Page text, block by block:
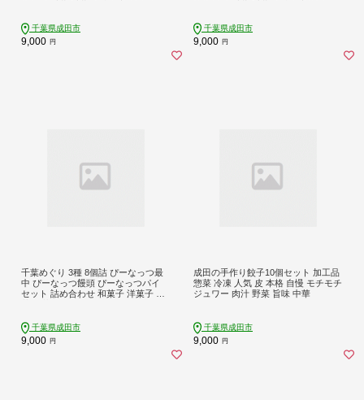
千葉県成田市
9,000 円
千葉県成田市
9,000 円
千葉めぐり 3種 8個詰 ぴーなっつ最
中 ぴーなっつ饅頭 ぴーなっつパイ
セット 詰め合わせ 和菓子 洋菓子 お
んじゅう パイ ピーナッツ なごみの
米屋 千葉 千葉県 成田市
千葉県成田市
9,000 円
成田の手作り餃子10個セット 加工品
惣菜 冷凍 人気 皮 本格 自慢 モチモチ
ジュワー 肉汁 野菜 旨味 中華
千葉県成田市
9,000 円